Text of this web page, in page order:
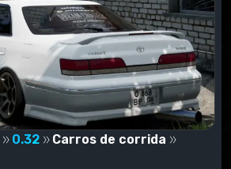
0.32
Carros de corrida